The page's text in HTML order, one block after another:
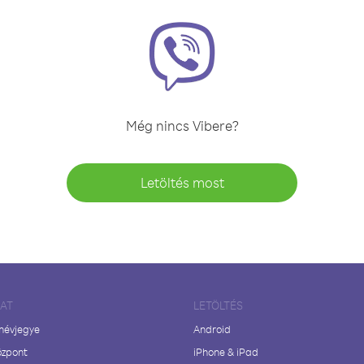
Még nincs Vibere?
Letöltés most
LETÖLTÉS
Android
iPhone & iPad